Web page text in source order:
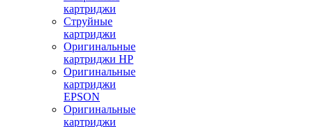
картриджи
Струйные
картриджи
Оригинальные
картриджи HP
Оригинальные
картриджи
EPSON
Оригинальные
картриджи